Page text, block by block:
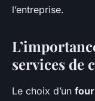
l’entreprise.
services de
Le choix d’un